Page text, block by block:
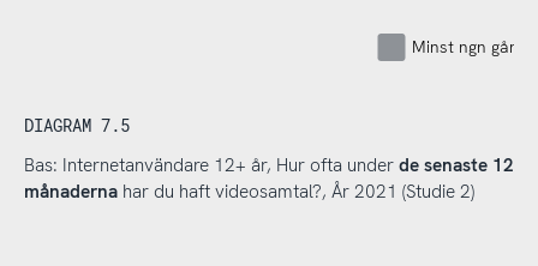
Minst ngn gång
DIAGRAM 7.5
Bas: Internetanvändare 12+ år, Hur ofta under de senaste 12
månadernahar du haft videosamtal?, År 2021 (Studie 2)